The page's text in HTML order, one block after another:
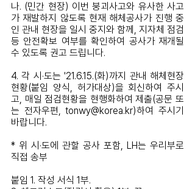
나. (민간 현장) 이번 붕괴사고와 유사한 사고
가 재발하지 않도록 현재 해체공사가 진행 중
인 관내 현장을 일시 중지와 함께, 지자체 점검
등 안전확보 여부를 확인하여 공사가 재개될
수 있도록 권고 드립니다.
4. 각 시·도는 '21.6.15.(화)까지 관내 해체현장
현황(붙임 양식, 허가대상)을 회신하여 주시
고, 매일 점검현황을 현행화하여 제출(공문 또
는 전자우편, tonwy@korea.kr)하여 주시기
바랍니다.
* 위 시·도에 관할 공사 포함, LH는 우리부로
직접 송부
붙임 1. 작성 서식 1부.